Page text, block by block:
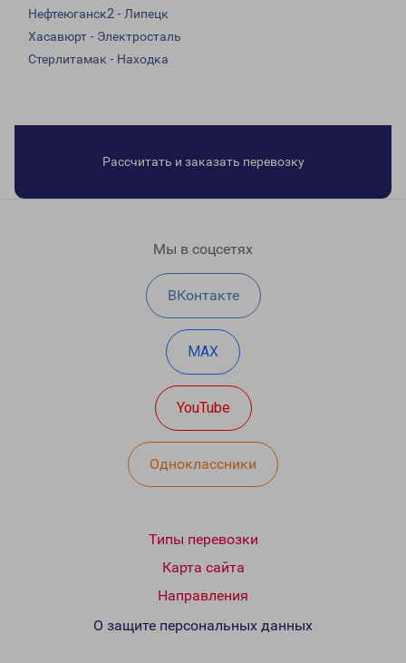
Нефтеюганск2 - Липецк
Хасавюрт - Электросталь
Стерлитамак - Находка
Рассчитать и заказать перевозку
Мы в соцсетях
ВКонтакте
MAX
YouTube
Одноклассники
Типы перевозки
Карта сайта
Направления
О защите персональных данных